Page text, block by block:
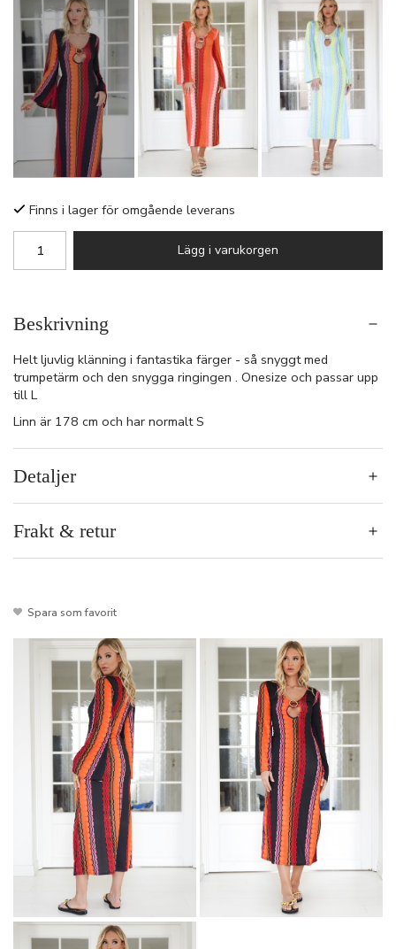
Finns i lager för omgående leverans
Lägg i varukorgen
Beskrivning
Helt ljuvlig klänning i fantastika färger - så snyggt med
trumpetärm och den snygga ringingen . Onesize och passar upp
till L
Linn är 178 cm och har normalt S
Detaljer
Frakt & retur
Spara som favorit